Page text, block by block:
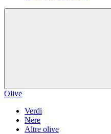
Olive
Verdi
Nere
Altre olive